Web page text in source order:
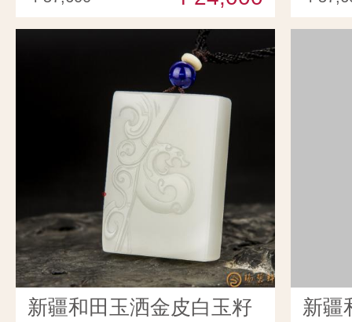
新疆和田玉洒金皮白玉籽
新疆